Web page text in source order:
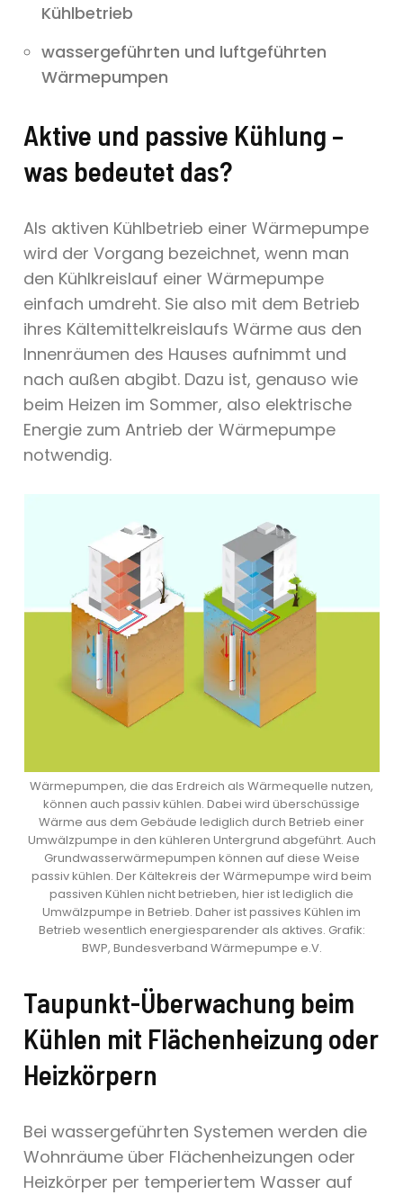
Kühlbetrieb
wassergeführten und luftgeführten
Wärmepumpen
Aktive und passive Kühlung –
was bedeutet das?
Als aktiven Kühlbetrieb einer Wärmepumpe
wird der Vorgang bezeichnet, wenn man
den Kühlkreislauf einer Wärmepumpe
einfach umdreht. Sie also mit dem Betrieb
ihres Kältemittelkreislaufs Wärme aus den
Innenräumen des Hauses aufnimmt und
nach außen abgibt. Dazu ist, genauso wie
beim Heizen im Sommer, also elektrische
Energie zum Antrieb der Wärmepumpe
notwendig.
Wärmepumpen, die das Erdreich als Wärmequelle nutzen,
können auch passiv kühlen. Dabei wird überschüssige
Wärme aus dem Gebäude lediglich durch Betrieb einer
Umwälzpumpe in den kühleren Untergrund abgeführt. Auch
Grundwasserwärmepumpen können auf diese Weise
passiv kühlen. Der Kältekreis der Wärmepumpe wird beim
passiven Kühlen nicht betrieben, hier ist lediglich die
Umwälzpumpe in Betrieb. Daher ist passives Kühlen im
Betrieb wesentlich energiesparender als aktives. Grafik:
BWP, Bundesverband Wärmepumpe e.V.
Taupunkt-Überwachung beim
Kühlen mit Flächenheizung oder
Heizkörpern
Bei wassergeführten Systemen werden die
Wohnräume über Flächenheizungen oder
Heizkörper per temperiertem Wasser auf